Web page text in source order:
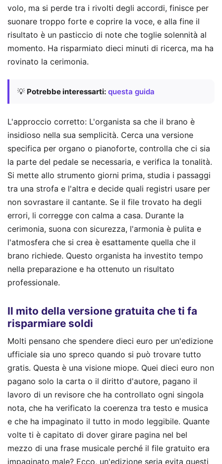
volo, ma si perde tra i rivolti degli accordi, finisce per
suonare troppo forte e coprire la voce, e alla fine il
risultato è un pasticcio di note che toglie solennità al
momento. Ha risparmiato dieci minuti di ricerca, ma ha
rovinato la cerimonia.
💡 Potrebbe interessarti: questa guida
L'approccio corretto: L'organista sa che il brano è
insidioso nella sua semplicità. Cerca una versione
specifica per organo o pianoforte, controlla che ci sia
la parte del pedale se necessaria, e verifica la tonalità.
Si mette allo strumento giorni prima, studia i passaggi
tra una strofa e l'altra e decide quali registri usare per
non sovrastare il cantante. Se il file trovato ha degli
errori, li corregge con calma a casa. Durante la
cerimonia, suona con sicurezza, l'armonia è pulita e
l'atmosfera che si crea è esattamente quella che il
brano richiede. Questo organista ha investito tempo
nella preparazione e ha ottenuto un risultato
professionale.
Il mito della versione gratuita che ti fa
risparmiare soldi
Molti pensano che spendere dieci euro per un'edizione
ufficiale sia uno spreco quando si può trovare tutto
gratis. Questa è una visione miope. Quei dieci euro non
pagano solo la carta o il diritto d'autore, pagano il
lavoro di un revisore che ha controllato ogni singola
nota, che ha verificato la coerenza tra testo e musica
e che ha impaginato il tutto in modo leggibile. Quante
volte ti è capitato di dover girare pagina nel bel
mezzo di una frase musicale perché il file gratuito era
impaginato male? Ecco, un'edizione seria evita questi